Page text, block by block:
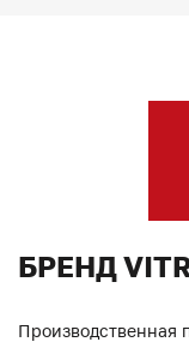
БРЕНД
Производственная